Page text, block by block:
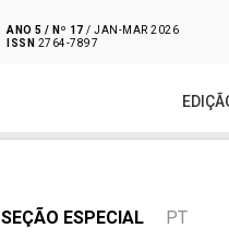
ANO 5 / Nº 17 / JAN-MAR 2026
ISSN 2764-7897
SEÇÃO ESPECIAL PT